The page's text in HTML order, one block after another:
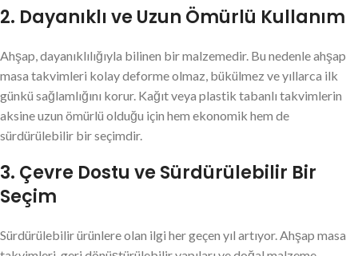
2. Dayanıklı ve Uzun Ömürlü Kullanım
Ahşap, dayanıklılığıyla bilinen bir malzemedir. Bu nedenle ahşap
masa takvimleri kolay deforme olmaz, bükülmez ve yıllarca ilk
günkü sağlamlığını korur. Kağıt veya plastik tabanlı takvimlerin
aksine uzun ömürlü olduğu için hem ekonomik hem de
sürdürülebilir bir seçimdir.
3. Çevre Dostu ve Sürdürülebilir Bir
Seçim
Sürdürülebilir ürünlere olan ilgi her geçen yıl artıyor. Ahşap masa